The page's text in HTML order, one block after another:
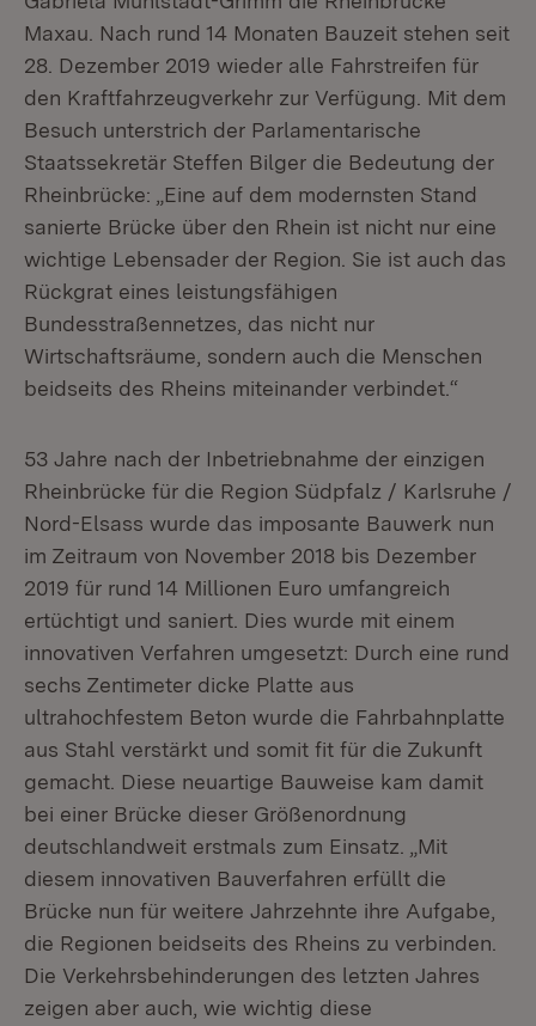
Maxau. Nach rund 14 Monaten Bauzeit stehen seit
28. Dezember 2019 wieder alle Fahrstreifen für
den Kraftfahrzeugverkehr zur Verfügung. Mit dem
Besuch unterstrich der Parlamentarische
Staatssekretär Steffen Bilger die Bedeutung der
Rheinbrücke: „Eine auf dem modernsten Stand
sanierte Brücke über den Rhein ist nicht nur eine
wichtige Lebensader der Region. Sie ist auch das
Rückgrat eines leistungsfähigen
Bundesstraßennetzes, das nicht nur
Wirtschaftsräume, sondern auch die Menschen
beidseits des Rheins miteinander verbindet.“
53 Jahre nach der Inbetriebnahme der einzigen
Rheinbrücke für die Region Südpfalz / Karlsruhe /
Nord-Elsass wurde das imposante Bauwerk nun
im Zeitraum von November 2018 bis Dezember
2019 für rund 14 Millionen Euro umfangreich
ertüchtigt und saniert. Dies wurde mit einem
innovativen Verfahren umgesetzt: Durch eine rund
sechs Zentimeter dicke Platte aus
ultrahochfestem Beton wurde die Fahrbahnplatte
aus Stahl verstärkt und somit fit für die Zukunft
gemacht. Diese neuartige Bauweise kam damit
bei einer Brücke dieser Größenordnung
deutschlandweit erstmals zum Einsatz. „Mit
diesem innovativen Bauverfahren erfüllt die
Brücke nun für weitere Jahrzehnte ihre Aufgabe,
die Regionen beidseits des Rheins zu verbinden.
Die Verkehrsbehinderungen des letzten Jahres
zeigen aber auch, wie wichtig diese